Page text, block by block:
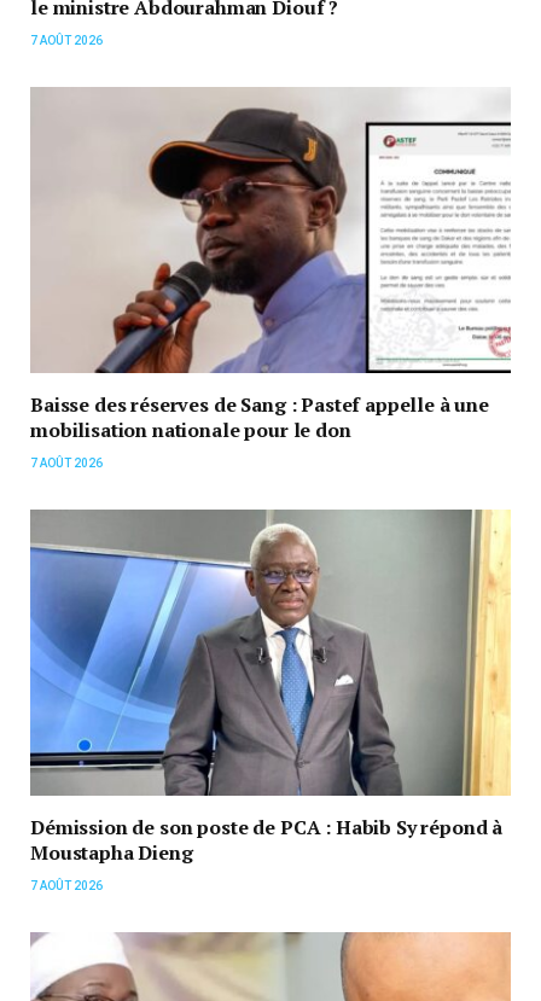
le ministre Abdourahman Diouf ?
7 AOÛT 2026
Baisse des réserves de Sang : Pastef appelle à une
mobilisation nationale pour le don
7 AOÛT 2026
Démission de son poste de PCA : Habib Sy répond à
Moustapha Dieng
7 AOÛT 2026